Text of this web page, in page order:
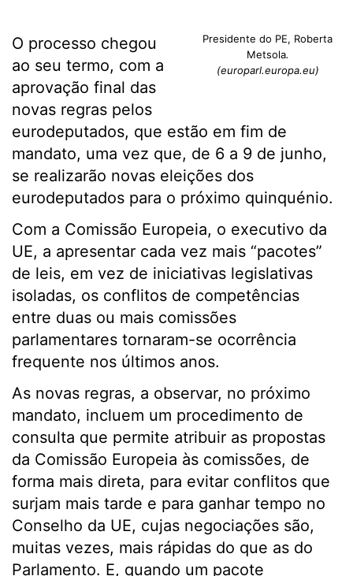
Presidente do PE, Roberta
Metsola.
(europarl.europa.eu)
O processo chegou
ao seu termo, com a
aprovação final das
novas regras pelos
eurodeputados, que estão em fim de
mandato, uma vez que, de 6 a 9 de junho,
se realizarão novas eleições dos
eurodeputados para o próximo quinquénio.
Com a Comissão Europeia, o executivo da
UE, a apresentar cada vez mais “pacotes”
de leis, em vez de iniciativas legislativas
isoladas, os conflitos de competências
entre duas ou mais comissões
parlamentares tornaram-se ocorrência
frequente nos últimos anos.
As novas regras, a observar, no próximo
mandato, incluem um procedimento de
consulta que permite atribuir as propostas
da Comissão Europeia às comissões, de
forma mais direta, para evitar conflitos que
surjam mais tarde e para ganhar tempo no
Conselho da UE, cujas negociações são,
muitas vezes, mais rápidas do que as do
Parlamento. E, quando um pacote